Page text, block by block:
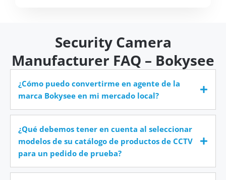
Security Camera
Manufacturer FAQ – Bokysee
¿Cómo puedo convertirme en agente de la
marca Bokysee en mi mercado local?
¿Qué debemos tener en cuenta al seleccionar
modelos de su catálogo de productos de CCTV
para un pedido de prueba?